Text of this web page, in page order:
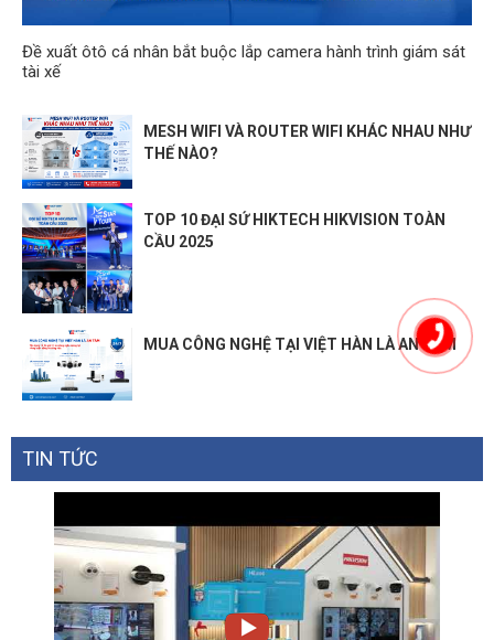
Đề xuất ôtô cá nhân bắt buộc lắp camera hành trình giám sát
tài xế
MESH WIFI VÀ ROUTER WIFI KHÁC NHAU NHƯ
THẾ NÀO?
TOP 10 ĐẠI SỨ HIKTECH HIKVISION TOÀN
CẦU 2025
MUA CÔNG NGHỆ TẠI VIỆT HÀN LÀ AN TÂM
TIN TỨC